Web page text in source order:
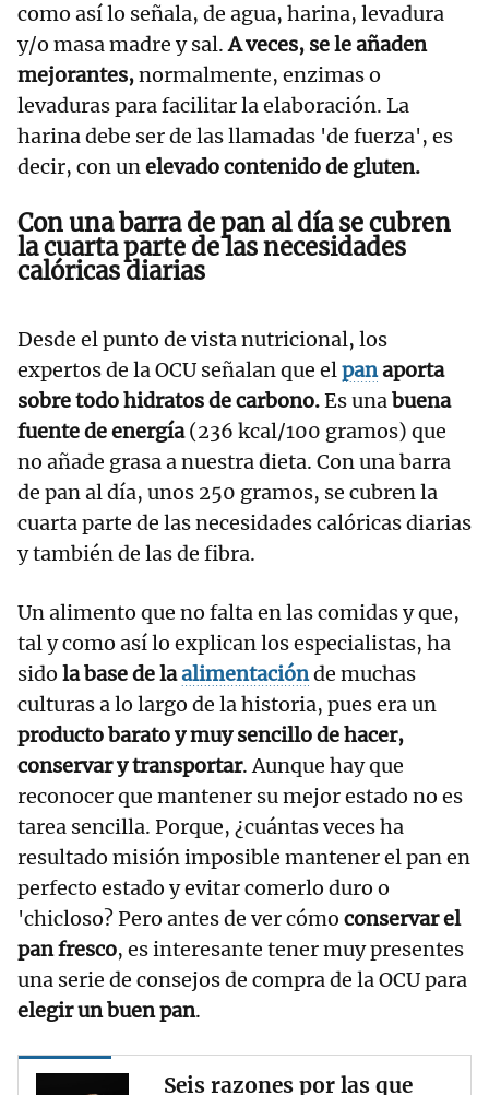
como así lo señala, de agua, harina, levadura
y/o masa madre y sal.A veces, se le añaden
mejorantes,normalmente, enzimas o
levaduras para facilitar la elaboración. La
harina debe ser de las llamadas 'de fuerza', es
decir, con unelevado contenido de gluten.
Con una barra de pan al día se cubren
la cuarta parte de las necesidades
calóricas diarias
Desde el punto de vista nutricional, los
expertos de la OCU señalan que elpanaporta
sobre todo hidratos de carbono.Es unabuena
fuente de energía(236 kcal/100 gramos) que
no añade grasa a nuestra dieta. Con una barra
de pan al día, unos 250 gramos, se cubren la
cuarta parte de las necesidades calóricas diarias
y también de las de fibra.
Un alimento que no falta en las comidas y que,
tal y como así lo explican los especialistas, ha
sido la base de laalimentaciónde muchas
culturas a lo largo de la historia, pues era un
producto barato y muy sencillo de hacer,
conservar y transportar. Aunque hay que
reconocer que mantener su mejor estado no es
tarea sencilla. Porque, ¿cuántas veces ha
resultado misión imposible mantener el pan en
perfecto estado y evitar comerlo duro o
'chicloso? Pero antes de ver cómo conservar el
pan fresco, es interesante tener muy presentes
una serie de consejos de compra de la OCU para
elegir un buen pan.
Seis razones por las que